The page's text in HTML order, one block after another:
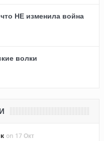
НЕ изменила война
волки
on 17 Окт